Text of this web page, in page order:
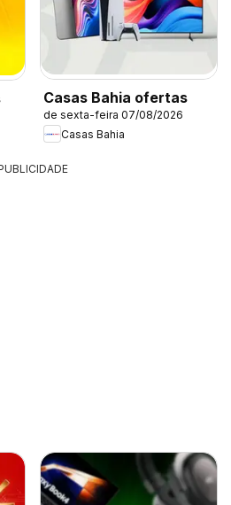
Casas Bahia ofertas
de sexta-feira 07/08/2026
Casas Bahia